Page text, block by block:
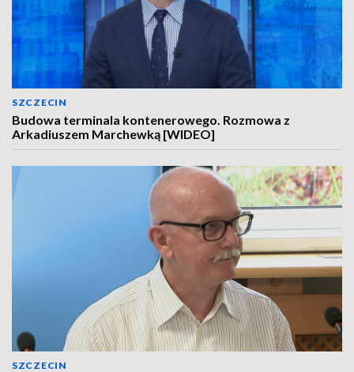
SZCZECIN
Budowa terminala kontenerowego. Rozmowa z
Arkadiuszem Marchewką [WIDEO]
SZCZECIN